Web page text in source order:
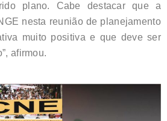
plano. Cabe destacar que a
nesta reunião de planejamento
muito positiva e que deve ser
afirmou.